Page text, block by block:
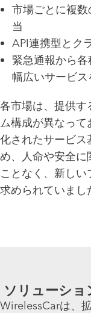
市場ごとに複
当
API連携型とク
緊急通報から各
幅広いサービス
各市場は、提供す
ム構成が異なっ
化されたサービス
め、人命や安全に
ことなく、新し
求められていまし
ソリューショ
WirelessCarは、